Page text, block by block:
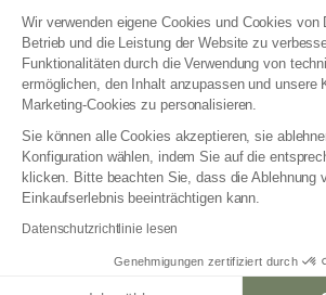
Wir verwenden eigene Cookies und Cookies von
Betrieb und die Leistung der Website zu
Funktionalitäten durch die Verwendung von
ermöglichen, den Inhalt anzupassen und unsere
Marketing-Cookies zu personalisieren.
Sie können alle Cookies akzeptieren, sie
Konfiguration wählen, indem Sie auf die
klicken. Bitte beachten Sie, dass die Ablehnung
Einkaufserlebnis beeinträchtigen kann.
Datenschutzrichtlinie lesen
Genehmigungen zertifiziert durch
AGB Treueprogramm
Datenschutzrichtlinien
Allgemeine Geschäftsbedingungen für
Erklärung zur Barrierefreiheit